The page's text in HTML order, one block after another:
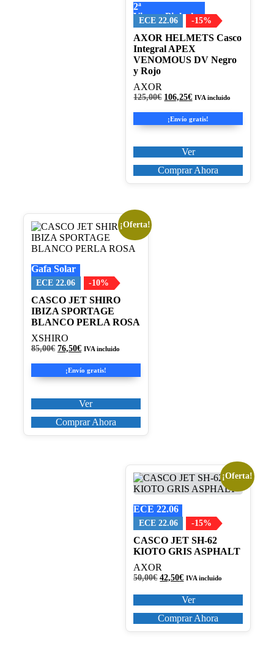
2ª
Visera+Pinlock
ECE 22.06 -15%
AXOR HELMETS Casco
Integral APEX
VENOMOUS DV Negro
y Rojo
AXOR
125,00€ El
original
era:
106,25€El
actual
es:
IVA incluido
¡Envío gratis!
Ver
Las
opciones
se
pueden
elegir
en
la
página
de
Comprar Ahora
¡Oferta!
Gafa Solar
ECE 22.06 -10%
CASCO JET SHIRO
IBIZA SPORTAGE
BLANCO PERLA ROSA
XSHIRO
85,00€ El
original
era:
76,50€El
actual
es:
IVA incluido
¡Envío gratis!
Ver
Este
producto
tiene
variantes.
Las
opciones
se
pueden
elegir
en
la
producto
Comprar Ahora
¡Oferta!
ECE 22.06
ECE 22.06 -15%
CASCO JET SH-62
KIOTO GRIS ASPHALT
AXOR
50,00€ El
original
era:
50,00€.
42,50€El
actual
es:
42,50€.
IVA incluido
Ver
Este
producto
múltiples
variantes.
Las
opciones
se
pueden
elegir
producto
Comprar Ahora